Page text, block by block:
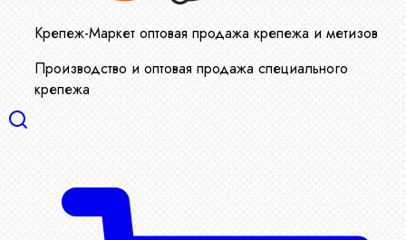
Крепеж-Маркет оптовая продажа крепежа и метизов
Производство и оптовая продажа специального
крепежа